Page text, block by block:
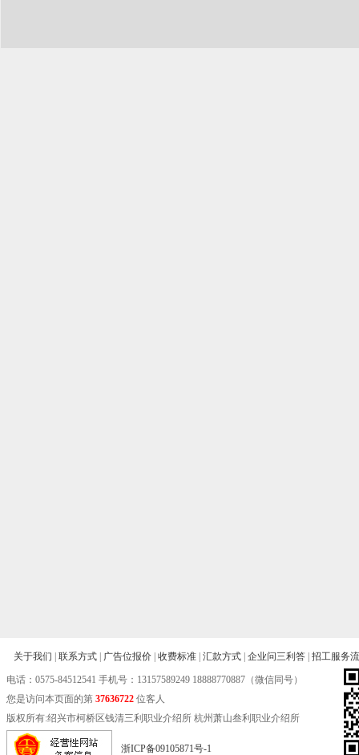
关于我们 联系方式 广告位报价 收费标准 汇款方式 企业问三利答 招工服务
电话： 0575-84512541 手机号：13157589249 18888770887（微信同号）
您是访问本页面的第 37636722 位客人
版权所有:绍兴市柯桥区钱清三利职业介绍所 杭州萧山叁利职业介绍所
浙ICP备09105871号-1